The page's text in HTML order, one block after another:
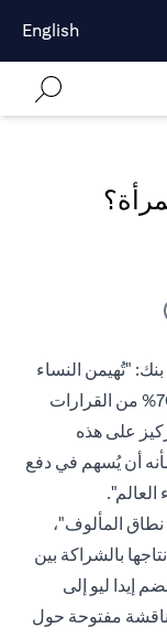
English
"تُهيمن النساء
اليوم على ثلث ثروات العالم اليوم، ويتخذن 70% من القرارات
على هذه
أن يُسهم في دفع
العالم".
المألوف"،
بالشراكة بين
إيدا ليو إلى
مفتوحة حول